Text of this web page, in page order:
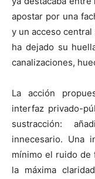
apostar por una
y un acceso
ha dejado su
canalizaciones,
La acción
interfaz privado-
sustracción:
innecesario. Una
mínimo el ruido de
la máxima